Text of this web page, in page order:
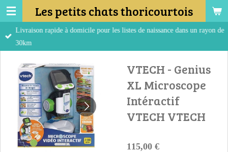
Passer
au
contenu
Les petits chats thoricourtois
Livraison rapide à domicile pour les listes de naissance dans un rayon de
30km
VTECH - Genius
XL Microscope
Intéractif
VTECH VTECH
115,00 €